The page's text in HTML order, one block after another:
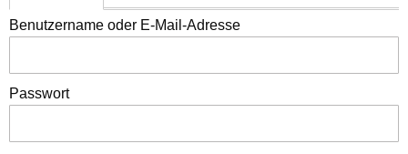
Benutzername oder E-Mail-Adresse
Passwort